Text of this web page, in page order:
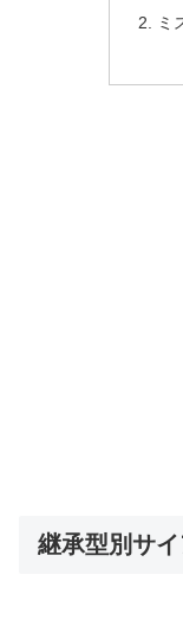
ミ
継承型別サ